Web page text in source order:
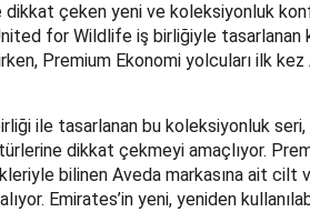
dikkat çeken yeni ve koleksiyonluk
for Wildlife iş birliğiyle tasarlanan
Premium Ekonomi yolcuları ilk kez
ile tasarlanan bu koleksiyonluk seri,
dikkat çekmeyi amaçlıyor.
bilinen Aveda markasına ait cilt
Emirates’in yeni, yeniden